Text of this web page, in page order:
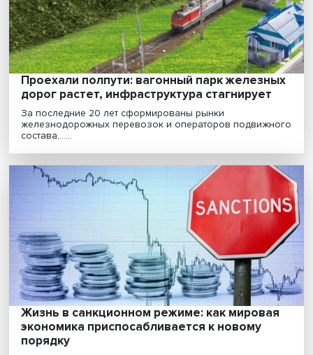
«Децифровизация и живое общение
элитным трендом в сфере социального
взаимодействия»
Развитие цифровых технологий, открывая новые
возможности, порождает и новые страхи. Люди ждут
Ксения Юдаева — о работе ЦБ в условиях
санкций: «наша задача — максимально
сохранить рыночный сегмент»